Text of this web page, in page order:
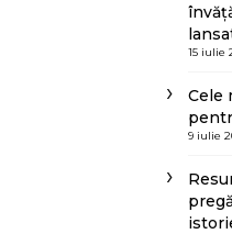
15 iulie
Cele
9 iulie